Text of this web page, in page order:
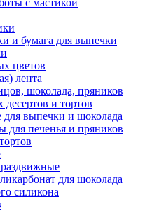
с мастикой
и бумага для выпечки
цветов
лента
шоколада, пряников
и тортов
выпечки и шоколада
для печенья и пряников
для шоколада
силикона